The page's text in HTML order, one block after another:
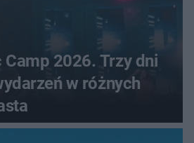
Camp 2026. Trzy dni
w różnych